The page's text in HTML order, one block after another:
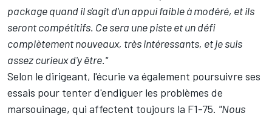
package quand il s'agit d'un appui faible à modéré, et ils
seront compétitifs. Ce sera une piste et un défi
complètement nouveaux, très intéressants, et je suis
assez curieux d'y être."
Selon le dirigeant, l'écurie va également poursuivre ses
essais pour tenter d'endiguer les problèmes de
marsouinage, qui affectent toujours la F1-75. "Nous